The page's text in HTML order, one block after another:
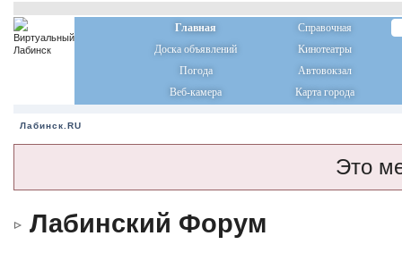
Главная
Справочная
Доска объявлений
Кинотеатры
Погода
Автовокзал
Веб-камера
Карта города
Лабинск.RU
Это
Лабинский Форум